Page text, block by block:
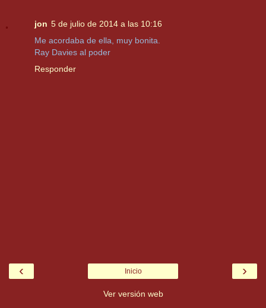
jon 5 de julio de 2014 a las 10:16
Me acordaba de ella, muy bonita.
Ray Davies al poder
Responder
‹ ›
Inicio
Ver versión web